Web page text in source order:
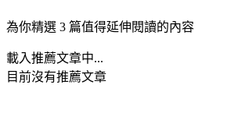
為你精選 3 篇值得延伸閱讀的內容
載入推薦文章中...
目前沒有推薦文章